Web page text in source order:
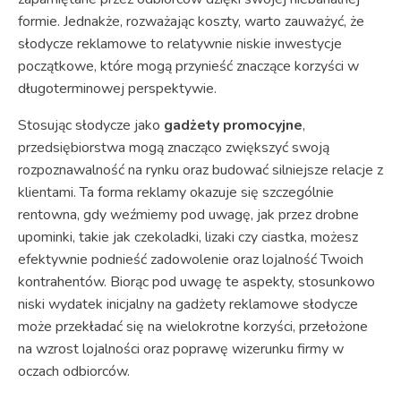
formie. Jednakże, rozważając koszty, warto zauważyć, że
słodycze reklamowe to relatywnie niskie inwestycje
początkowe, które mogą przynieść znaczące korzyści w
długoterminowej perspektywie.
Stosując słodycze jako gadżety promocyjne,
przedsiębiorstwa mogą znacząco zwiększyć swoją
rozpoznawalność na rynku oraz budować silniejsze relacje z
klientami. Ta forma reklamy okazuje się szczególnie
rentowna, gdy weźmiemy pod uwagę, jak przez drobne
upominki, takie jak czekoladki, lizaki czy ciastka, możesz
efektywnie podnieść zadowolenie oraz lojalność Twoich
kontrahentów. Biorąc pod uwagę te aspekty, stosunkowo
niski wydatek inicjalny na gadżety reklamowe słodycze
może przekładać się na wielokrotne korzyści, przełożone
na wzrost lojalności oraz poprawę wizerunku firmy w
oczach odbiorców.